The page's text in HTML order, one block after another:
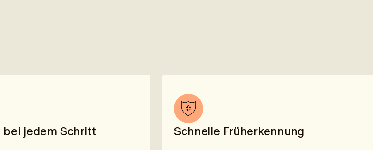
bei jedem Schritt Schnelle Früherkennung